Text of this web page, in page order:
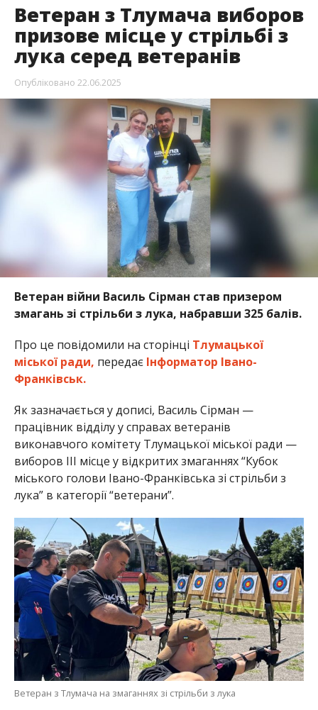
Ветеран з Тлумача виборов
призове місце у стрільбі з
лука серед ветеранів
Опубліковано 22.06.2025
Ветеран війни Василь Сірман став призером
змагань зі стрільби з лука, набравши 325 балів.
Про це повідомили на сторінці Тлумацької
міської ради, передає Інформатор Івано-
Франківськ.
Як зазначається у дописі, Василь Сірман —
працівник відділу у справах ветеранів
виконавчого комітету Тлумацької міської ради —
виборов III місце у відкритих змаганнях “Кубок
міського голови Івано-Франківська зі стрільби з
лука” в категорії “ветерани”.
Ветеран з Тлумача на змаганнях зі стрільби з лука